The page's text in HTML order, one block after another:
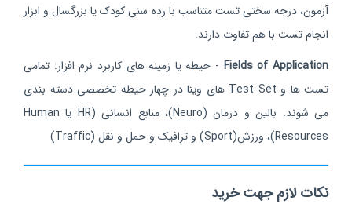
آزمون، درجه سختی تست متناسب با رده سنی کودک یا بزرگسال و ابزار
انجام تست با هم تفاوت دارند.
Fields of Application - حیطه یا زمینه های کاربرد نرم افزار: تمامی
تست ها و Test Set های وینا در چهار حیطه تخصصی دسته بندی
می شوند. بالین و درمان (Neuro)، منابع انسانی (HR یا Human
Resources)، ورزش(Sport) و ترافیک و حمل و نقل (Traffic)
نکات لازم جهت خرید